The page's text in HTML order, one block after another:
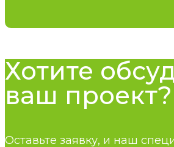
Хотите
ваш проект?
Оставьте заявку, и наш